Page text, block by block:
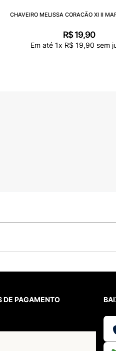
CHAVEIRO MELISSA CORACÃO XI II
R$ 19,90
Em até 1x R$ 19,90 sem
DE PAGAMENTO